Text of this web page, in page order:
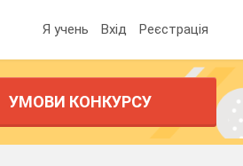
Я учень Вхід Реєстрація
УМОВИ КОНКУРСУ